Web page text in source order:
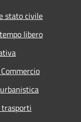
stato civile
libero